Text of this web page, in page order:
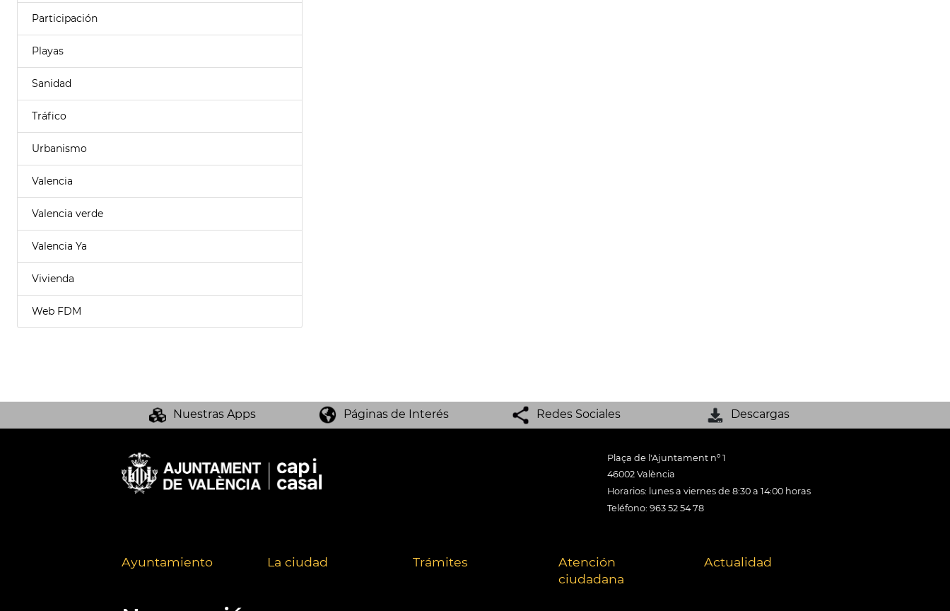
Participación
Playas
Sanidad
Tráfico
Urbanismo
Valencia
Valencia verde
Valencia Ya
Vivienda
Web FDM
Nuestras Apps Páginas de Interés Redes Sociales Descargas
Plaça de l'Ajuntament nº 1
46002 València
Horarios: lunes a viernes de 8:30 a 14:00 horas
Teléfono: 963 52 54 78
Ayuntamiento La ciudad Trámites
Atención
ciudadana
Actualidad